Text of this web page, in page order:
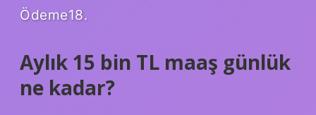
Ödeme18.
Aylık 15 bin TL maaş günlük
ne kadar?